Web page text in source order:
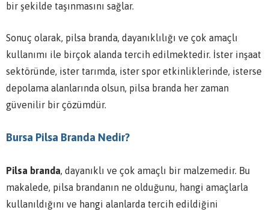
bir şekilde taşınmasını sağlar.
Sonuç olarak, pilsa branda, dayanıklılığı ve çok amaçlı
kullanımı ile birçok alanda tercih edilmektedir. İster inşaat
sektöründe, ister tarımda, ister spor etkinliklerinde, isterse
depolama alanlarında olsun, pilsa branda her zaman
güvenilir bir çözümdür.
Bursa Pilsa Branda Nedir?
Pilsa branda, dayanıklı ve çok amaçlı bir malzemedir. Bu
makalede, pilsa brandanın ne olduğunu, hangi amaçlarla
kullanıldığını ve hangi alanlarda tercih edildiğini